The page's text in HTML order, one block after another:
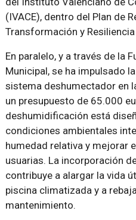
(IVACE), dentro del Plan de
Transformación y
En paralelo, y a través de la
Municipal, se ha impulsado
sistema deshumectador en
un presupuesto de 65.000
deshumidificación está
condiciones ambientales
humedad relativa y mejorar
usuarias. La incorporación
contribuye a alargar la vida
piscina climatizada y a
mantenimiento.